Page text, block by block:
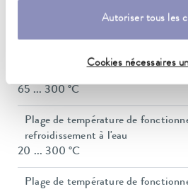
Autoriser tous les
Cookies nécessaires
Caractéristiques
65 ... 300 °C
Plage de température de
refroidissement à l'eau
20 ... 300 °C
Plage de température de